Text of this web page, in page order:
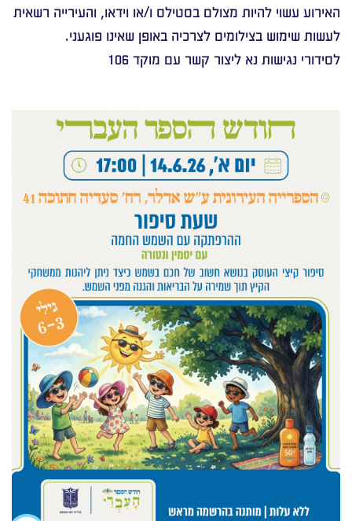
האירוע עשוי להיות מצולם בסטילס ו/או וידאו, והעירייה רשאית
לעשות שימוש בצילומים לצרכיה באופן שאינו פוגעני.
לסידורי נגישות נא ליצור קשר עם מוקד 106